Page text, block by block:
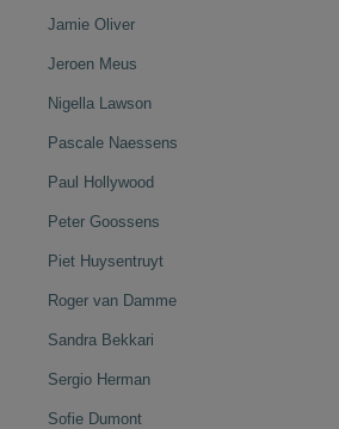
Jamie Oliver
Jeroen Meus
Nigella Lawson
Pascale Naessens
Paul Hollywood
Peter Goossens
Piet Huysentruyt
Roger van Damme
Sandra Bekkari
Sergio Herman
Sofie Dumont